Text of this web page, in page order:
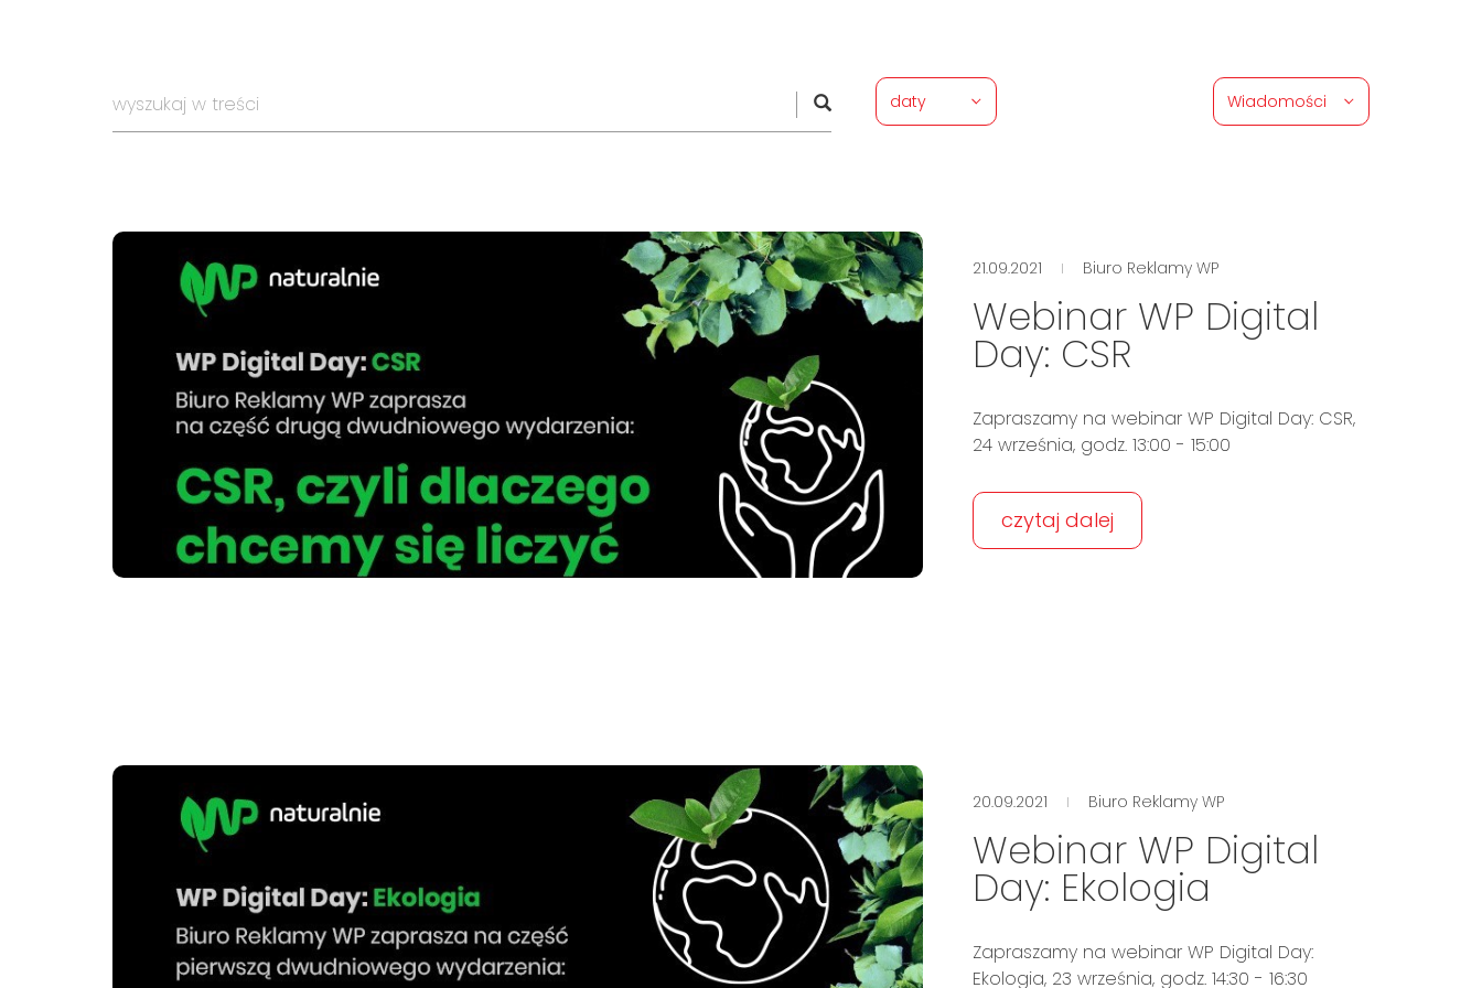
daty Wiadomości
21.09.2021 Biuro Reklamy WP
Webinar WP Digital
Day: CSR
Zapraszamy na webinar WP Digital Day: CSR,
24 września, godz. 13:00 - 15:00
czytaj dalej
20.09.2021 Biuro Reklamy WP
Webinar WP Digital
Day: Ekologia
Zapraszamy na webinar WP Digital Day:
Ekologia, 23 września, godz. 14:30 - 16:30